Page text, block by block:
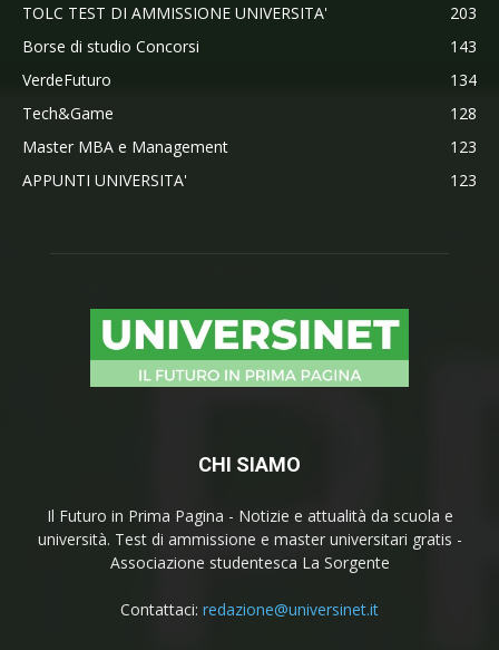
TOLC TEST DI AMMISSIONE UNIVERSITA'
203
Borse di studio Concorsi
143
VerdeFuturo
134
Tech&Game
128
Master MBA e Management
123
APPUNTI UNIVERSITA'
123
CHI SIAMO
Il Futuro in Prima Pagina - Notizie e attualità da scuola e
università. Test di ammissione e master universitari gratis -
Associazione studentesca La Sorgente
Contattaci: redazione@universinet.it